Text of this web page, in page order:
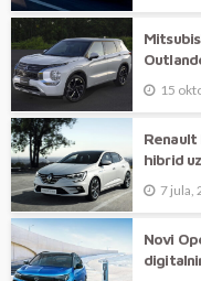
15
Renault
hibrid
7 jula,
Novi